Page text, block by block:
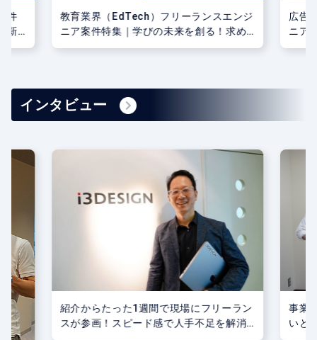
件
新
教育業界（EdTech）フリーランスエンジ
ニア案件特集｜学びの未来を創る！求め
られるスキルと開発事例
広告
ニア
広告
インタビュー
紹介からたった1週間で現場にフリーラン
スが参画！スピード感で人手不足を解消-
事業
いと